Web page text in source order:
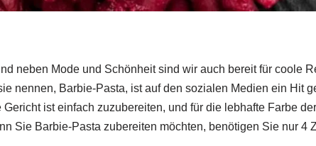
neben Mode und Schönheit sind wir auch bereit für coole
nennen, Barbie-Pasta, ist auf den sozialen Medien ein Hit
ist einfach zuzubereiten, und für die lebhafte Farbe
Sie Barbie-Pasta zubereiten möchten, benötigen Sie nur 4